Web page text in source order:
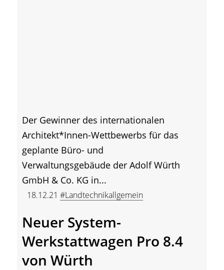
Der Gewinner des internationalen
Architekt*Innen-Wettbewerbs für das
geplante Büro- und
Verwaltungsgebäude der Adolf Würth
GmbH & Co. KG in...
18.12.21 #Landtechnikallgemein
Neuer System-
Werkstattwagen Pro 8.4
von Würth